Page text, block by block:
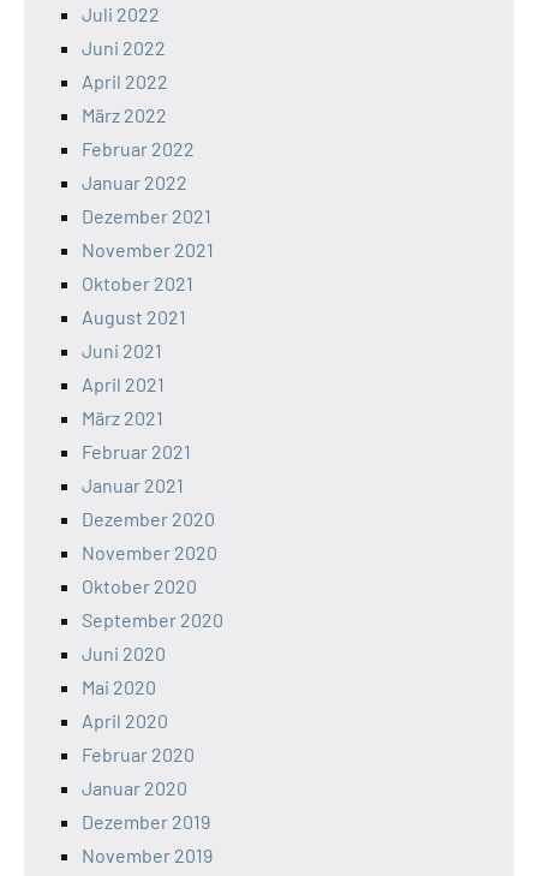
Juli 2022
Juni 2022
April 2022
März 2022
Februar 2022
Januar 2022
Dezember 2021
November 2021
Oktober 2021
August 2021
Juni 2021
April 2021
März 2021
Februar 2021
Januar 2021
Dezember 2020
November 2020
Oktober 2020
September 2020
Juni 2020
Mai 2020
April 2020
Februar 2020
Januar 2020
Dezember 2019
November 2019